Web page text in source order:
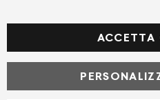
© Powered by MAV Arreda
Corso Lodi, 2 | Milano -
ACCETTA